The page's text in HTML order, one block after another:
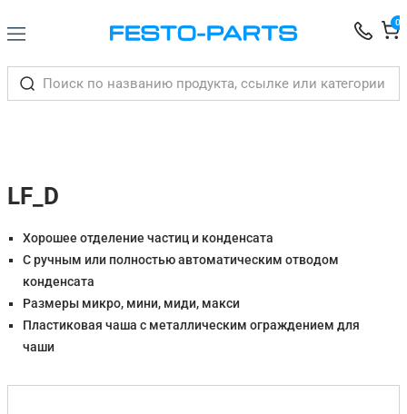
0
LF_D
Хорошее отделение частиц и конденсата
С ручным или полностью автоматическим отводом
конденсата
Размеры микро, мини, миди, макси
Пластиковая чаша с металлическим ограждением для
чаши